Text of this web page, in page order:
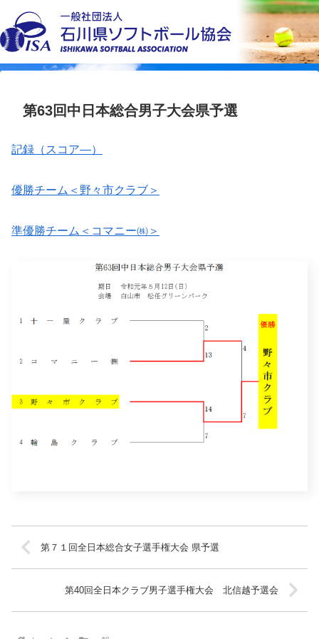
第63回中日本総合男子大会県予選
記録（スコア―）
優勝チーム＜野々市クラブ＞
準優勝チーム＜コマニー㈱＞
第７１回全日本総合女子選手権大会 県予選
第40回全日本クラブ男子選手権大会 北信越予選会